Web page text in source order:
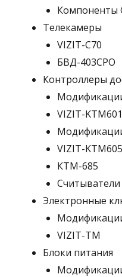
Компоненты
Телекамеры
VIZIT-C70
БВД-403СРО
Контроллеры
VIZIT-KTM601
VIZIT-KTM605
КТМ-685
Электронные
VIZIT-TM
Блоки питания